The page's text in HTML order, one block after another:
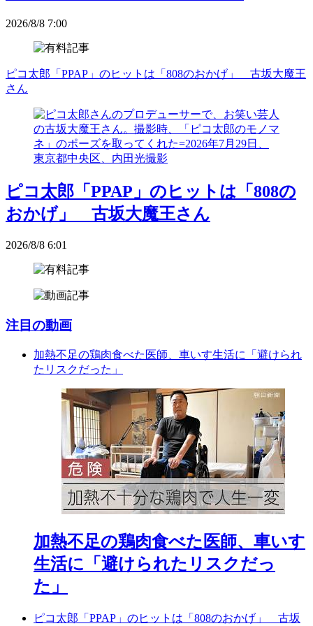
2026/8/8 7:00
ピコ太郎「PPAP」のヒットは「808のおかげ」 古坂大魔王
さん
ピコ太郎「PPAP」のヒットは「808の
おかげ」 古坂大魔王さん
2026/8/8 6:01
注目の動画
加熱不足の鶏肉食べた医師、車いす生活に「避けられ
たリスクだった」
加熱不足の鶏肉食べた医師、車いす
生活に「避けられたリスクだっ
た」
ピコ太郎「PPAP」のヒットは「808のおかげ」 古坂